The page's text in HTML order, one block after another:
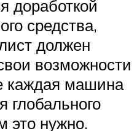
доработкой
средства,
должен
возможности
каждая машина
глобального
это нужно.